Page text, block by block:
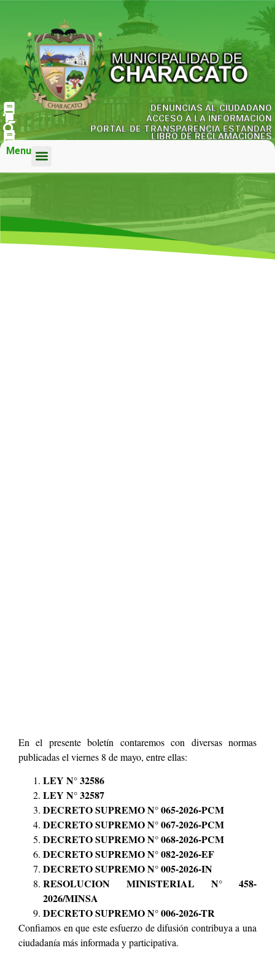
DENUNCIAS AL CIUDADANO
ACCESO A LA INFORMACIÓN
PORTAL DE TRANSPARENCIA ESTÁNDAR
LIBRO DE RECLAMACIONES
Menu
En el presente boletín contaremos con diversas normas
publicadas el viernes 8 de mayo, entre ellas:
LEY N° 32586
LEY N° 32587
DECRETO SUPREMO N° 065-2026-PCM
DECRETO SUPREMO N° 067-2026-PCM
DECRETO SUPREMO N° 068-2026-PCM
DECRETO SUPREMO N° 082-2026-EF
DECRETO SUPREMO N° 005-2026-IN
RESOLUCION MINISTERIAL N° 458-
2026/MINSA
DECRETO SUPREMO N° 006-2026-TR
Confiamos en que este esfuerzo de difusión contribuya a una
ciudadanía más informada y participativa.